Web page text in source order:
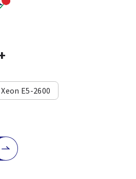
Xeon E5-2600